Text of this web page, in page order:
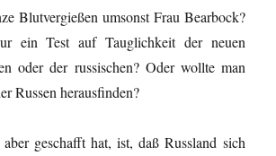
Blutvergießen umsonst Frau Bearbock?
ein Test auf Tauglichkeit der neuen
oder der russischen? Oder wollte man
Russen herausfinden?
geschafft hat, ist, daß Russland sich